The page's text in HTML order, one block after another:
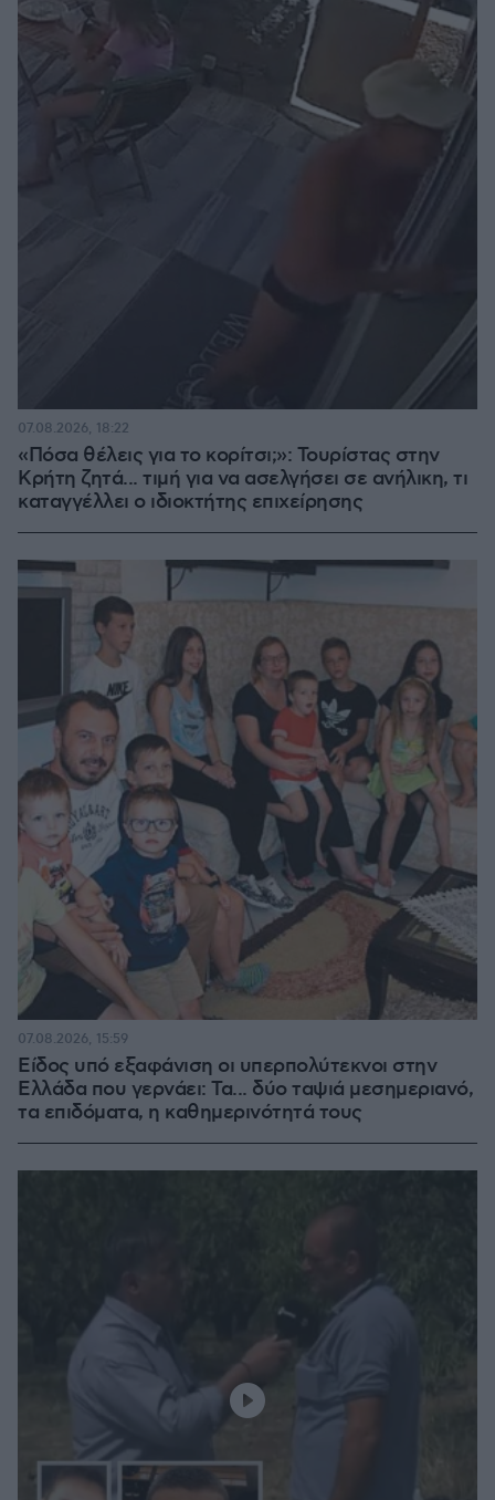
«Πόσα θέλεις για το κορίτσι;»: Τουρίστας στην
Κρήτη ζητά... τιμή για να ασελγήσει σε ανήλικη, τι
καταγγέλλει ο ιδιοκτήτης επιχείρησης
07.08.2026, 18:22
Είδος υπό εξαφάνιση οι υπερπολύτεκνοι στην
Ελλάδα που γερνάει: Τα... δύο ταψιά μεσημεριανό,
τα επιδόματα, η καθημερινότητά τους
07.08.2026, 15:59